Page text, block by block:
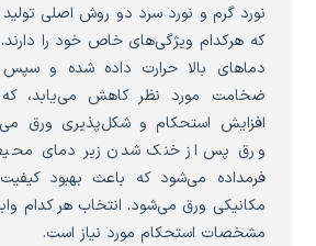
نورد گرم و نورد سرد دو روش اصلی
که هرکدام ویژگی‌های خاص خود را دارند.
دماهای بالا حرارت داده شده و
ضخامت مورد نظر کاهش می‌یابد،
افزایش استحکام و شکل‌پذیری ورق
ورق پس از خنک شدن زیر دمای
فرمداده می‌شود که باعث بهبود
مکانیکی ورق می‌شود. انتخاب هر کدام
مشخصات استحکام مورد نیاز است.